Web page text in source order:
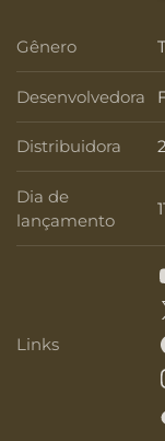
Gênero
Desenvolvedora
Distribuidora
Dia de
lançamento
Links